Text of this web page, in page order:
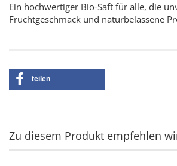
Ein hochwertiger Bio-Saft für alle, die
Fruchtgeschmack und naturbelassene
teilen
Zu diesem Produkt empfehlen